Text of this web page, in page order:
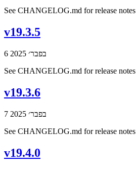
See CHANGELOG.md for release notes
v19.3.5
6 בפבר׳ 2025
See CHANGELOG.md for release notes
v19.3.6
7 בפבר׳ 2025
See CHANGELOG.md for release notes
v19.4.0